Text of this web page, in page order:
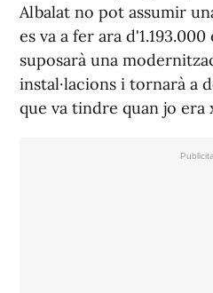
Albalat no pot assumir
es va a fer ara
suposarà una
instal·lacions i tornarà a
que va tindre quan jo era